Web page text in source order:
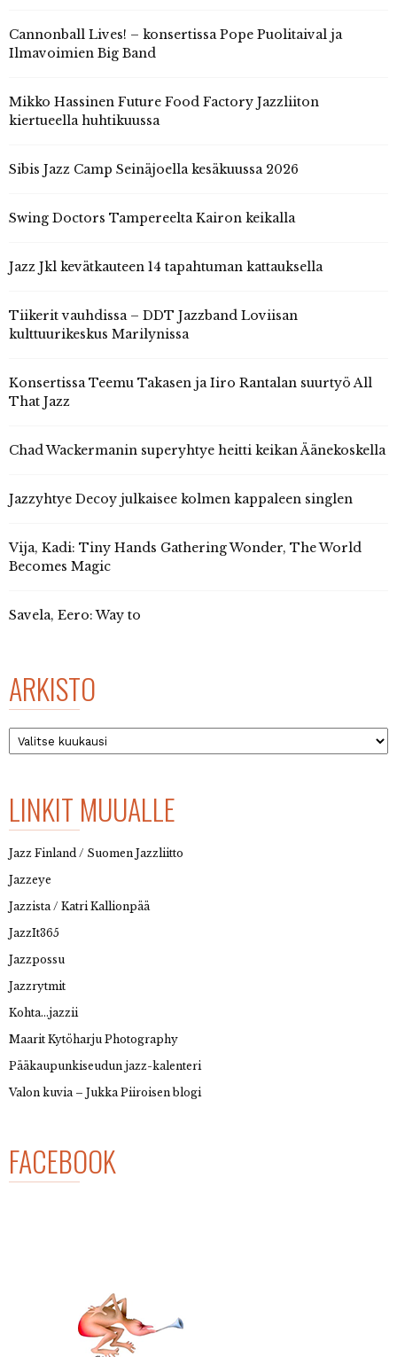
Cannonball Lives! – konsertissa Pope Puolitaival ja
Ilmavoimien Big Band
Mikko Hassinen Future Food Factory Jazzliiton
kiertueella huhtikuussa
Sibis Jazz Camp Seinäjoella kesäkuussa 2026
Swing Doctors Tampereelta Kairon keikalla
Jazz Jkl kevätkauteen 14 tapahtuman kattauksella
Tiikerit vauhdissa – DDT Jazzband Loviisan
kulttuurikeskus Marilynissa
Konsertissa Teemu Takasen ja Iiro Rantalan suurtyö All
That Jazz
Chad Wackermanin superyhtye heitti keikan Äänekoskella
Jazzyhtye Decoy julkaisee kolmen kappaleen singlen
Vija, Kadi: Tiny Hands Gathering Wonder, The World
Becomes Magic
Savela, Eero: Way to
ARKISTO
Arkisto
LINKIT MUUALLE
Jazz Finland / Suomen Jazzliitto
Jazzeye
Jazzista / Katri Kallionpää
JazzIt365
Jazzpossu
Jazzrytmit
Kohta…jazzii
Maarit Kytöharju Photography
Pääkaupunkiseudun jazz-kalenteri
Valon kuvia – Jukka Piiroisen blogi
FACEBOOK